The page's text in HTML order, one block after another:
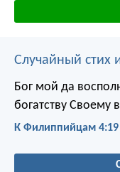
Случайный стих
Бог мой да
богатству Своему
К Филиппийцам 4:19